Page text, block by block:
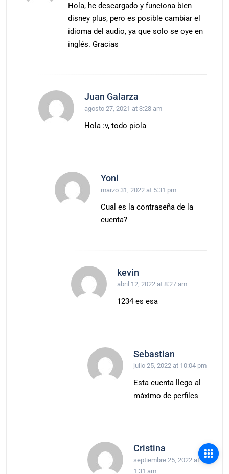
Hola, he descargado y funciona bien
disney plus, pero es posible cambiar el
idioma del audio, ya que solo se oye en
inglés. Gracias
Juan Galarza
agosto 27, 2021 at 3:28 am
Hola :v, todo piola
Yoni
marzo 31, 2022 at 5:31 pm
Cual es la contraseña de la
cuenta?
kevin
abril 12, 2022 at 8:27 am
1234 es esa
Sebastian
julio 25, 2022 at 10:04 pm
Esta cuenta llego al
máximo de perfiles
Cristina
septiembre 25, 2022 at
1:31 am